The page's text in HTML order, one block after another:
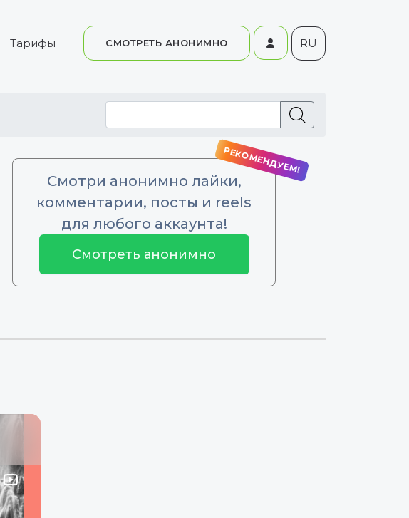
Тарифы СМОТРЕТЬ АНОНИМНО RU
Смотри анонимно лайки,
комментарии, посты и reels
для любого аккаунта!
Смотреть анонимно